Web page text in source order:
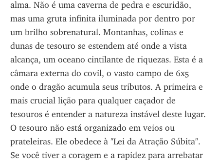
alma. Não é uma caverna de pedra e escuridão,
mas uma gruta infinita iluminada por dentro por
um brilho sobrenatural. Montanhas, colinas e
dunas de tesouro se estendem até onde a vista
alcança, um oceano cintilante de riquezas. Esta é a
câmara externa do covil, o vasto campo de 6x5
onde o dragão acumula seus tributos. A primeira e
mais crucial lição para qualquer caçador de
tesouros é entender a natureza instável deste lugar.
O tesouro não está organizado em veios ou
prateleiras. Ele obedece à "Lei da Atração Súbita".
Se você tiver a coragem e a rapidez para arrebatar